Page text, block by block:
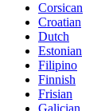
Corsican
Croatian
Dutch
Estonian
Filipino
Finnish
Frisian